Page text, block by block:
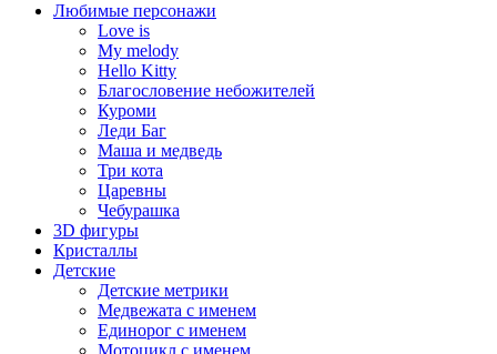
Любимые персонажи
Love is
My melody
Hello Kitty
Благословение небожителей
Куроми
Леди Баг
Маша и медведь
Три кота
Царевны
Чебурашка
3D фигуры
Кристаллы
Детские
Детские метрики
Медвежата с именем
Единорог с именем
Мотоцикл с именем